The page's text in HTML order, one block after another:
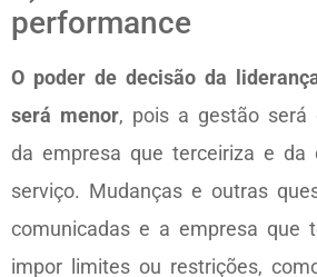
performance
O poder de decisão da
será menor, pois a gestão será
da empresa que terceiriza e da
serviço. Mudanças e outras
comunicadas e a empresa que
impor limites ou restrições,